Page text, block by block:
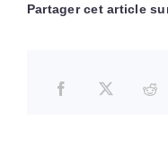
Partager cet article